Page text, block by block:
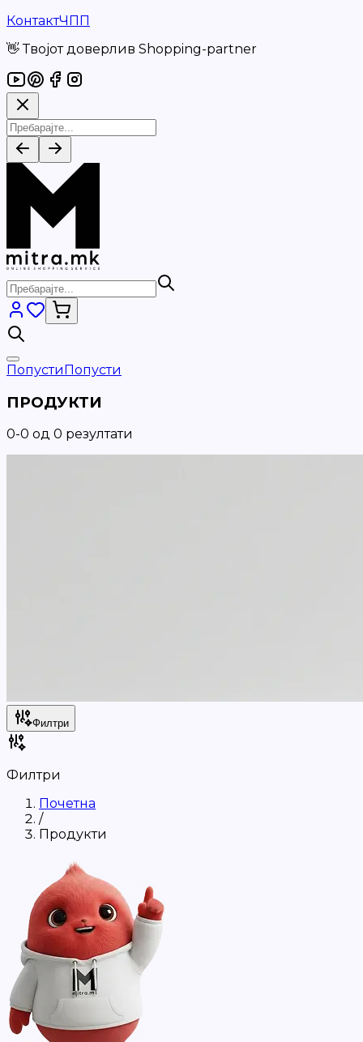
КонтактЧПП
👋 Твојот доверлив Shopping-partner
ПопустиПопусти
ПРОДУКТИ
0-0 од 0 резултати
Филтри
Филтри
Почетна
/
Продукти